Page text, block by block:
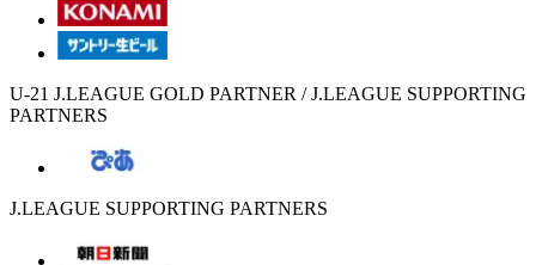
U-21 J.LEAGUE GOLD PARTNER / J.LEAGUE SUPPORTING
PARTNERS
J.LEAGUE SUPPORTING PARTNERS